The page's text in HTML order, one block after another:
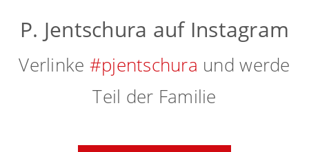
P. Jentschura auf Instagram
Verlinke #pjentschura und werde
Teil der Familie